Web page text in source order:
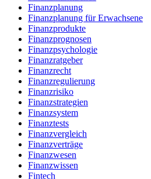
Finanzplanung
Finanzplanung für Erwachsene
Finanzprodukte
Finanzprognosen
Finanzpsychologie
Finanzratgeber
Finanzrecht
Finanzregulierung
Finanzrisiko
Finanzstrategien
Finanzsystem
Finanztests
Finanzvergleich
Finanzverträge
Finanzwesen
Finanzwissen
Fintech